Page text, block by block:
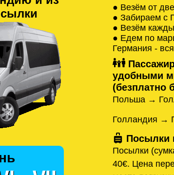
● Везём от
● Забираем с
● Везём
● Едем по
Германия -
удобными
(безплатно
Польша →
Голландия →
Посылки
Посылки
40€. Цена